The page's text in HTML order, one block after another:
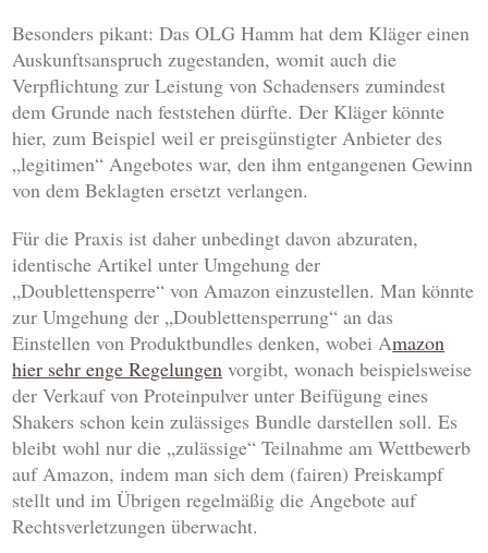
Besonders pikant: Das OLG Hamm hat dem Kläger einen
Auskunftsanspruch zugestanden, womit auch die
Verpflichtung zur Leistung von Schadensers zumindest
dem Grunde nach feststehen dürfte. Der Kläger könnte
hier, zum Beispiel weil er preisgünstigter Anbieter des
„legitimen“ Angebotes war, den ihm entgangenen Gewinn
von dem Beklagten ersetzt verlangen.
Für die Praxis ist daher unbedingt davon abzuraten,
identische Artikel unter Umgehung der
„Doublettensperre“ von Amazon einzustellen. Man könnte
zur Umgehung der „Doublettensperrung“ an das
Einstellen von Produktbundles denken, wobei Amazon
hier sehr enge Regelungen vorgibt, wonach beispielsweise
der Verkauf von Proteinpulver unter Beifügung eines
Shakers schon kein zulässiges Bundle darstellen soll. Es
bleibt wohl nur die „zulässige“ Teilnahme am Wettbewerb
auf Amazon, indem man sich dem (fairen) Preiskampf
stellt und im Übrigen regelmäßig die Angebote auf
Rechtsverletzungen überwacht.